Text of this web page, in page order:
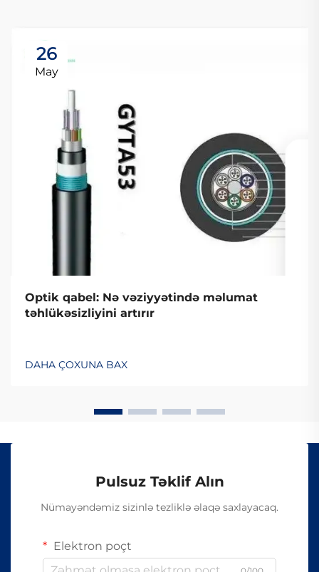
26
May
Optik qabel: Nə vəziyyətində məlumat
təhlükəsizliyini artırır
DAHA ÇOXUNA BAX
Pulsuz Təklif Alın
Nümayəndəmiz sizinlə tezliklə əlaqə saxlayacaq.
Elektron poçt